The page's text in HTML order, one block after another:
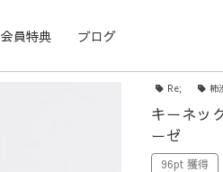
会員特典 ブログ
Re; 柿
キーネッ
ーゼ
96pt 獲得